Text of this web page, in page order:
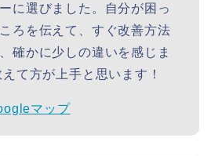
に選びました。自分が困っ
ろを伝えて、すぐ改善方法
確かに少しの違いを感じま
て方が上手と思います！
マップ